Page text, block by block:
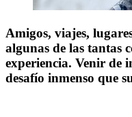
Amigos, viajes,
algunas de las tantas
experiencia. Venir de
desafío inmenso que